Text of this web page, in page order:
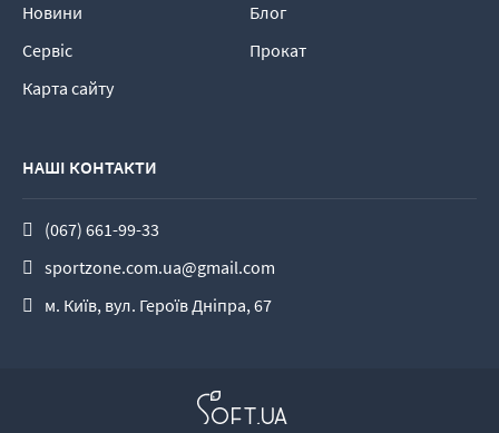
Новини
Блог
Сервіс
Прокат
Карта сайту
НАШІ КОНТАКТИ
(067) 661-99-33
sportzone.com.ua@gmail.com
м. Київ, вул. Героїв Дніпра, 67